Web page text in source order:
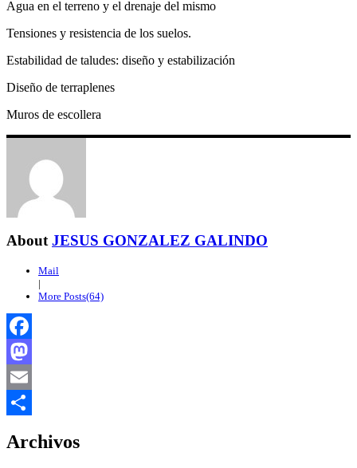
Agua en el terreno y el drenaje del mismo
Tensiones y resistencia de los suelos.
Estabilidad de taludes: diseño y estabilización
Diseño de terraplenes
Muros de escollera
AboutJESUS GONZALEZ GALINDO
Mail
|
More Posts(64)
Facebook
Mastodon
Email
Archivos